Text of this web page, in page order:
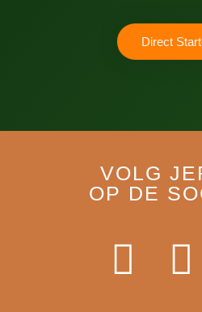
Direct
VOLG
OP DE